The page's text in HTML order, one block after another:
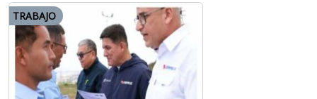
TRABAJO